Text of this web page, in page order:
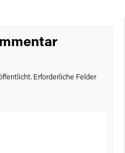
Erforderliche Felder